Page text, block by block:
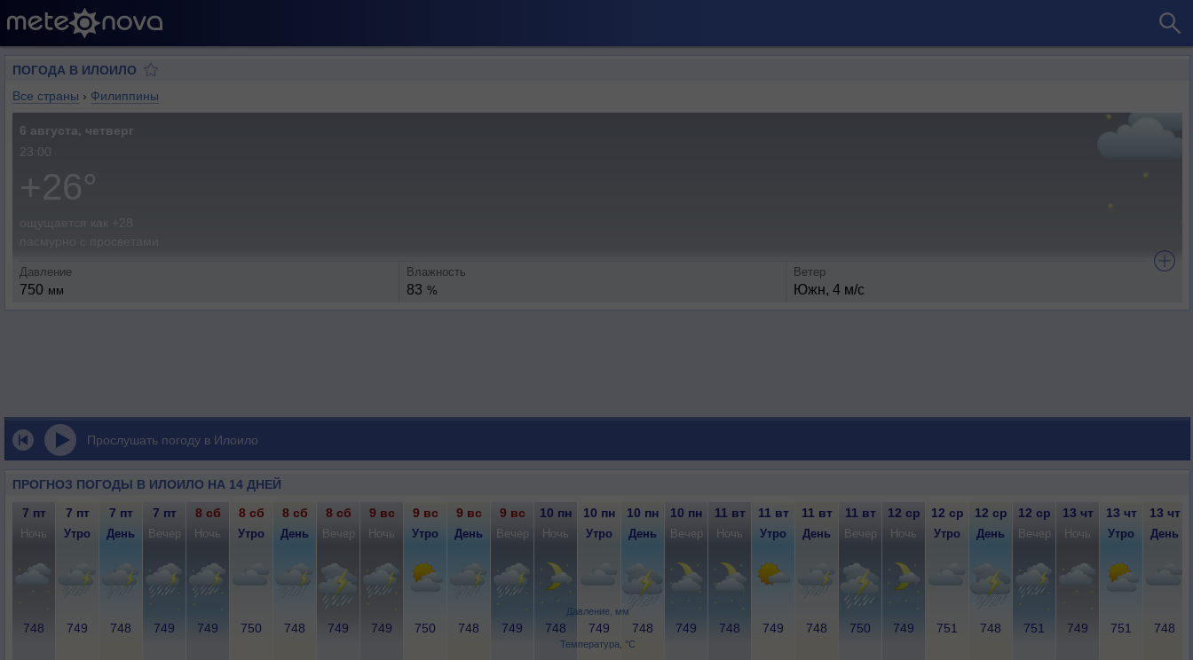
ПОГОДА В ИЛОИЛО
Все страны › Филиппины
6 августа, четверг
23:00
+26°
ощущается как +28
Давление
750 мм
Влажность
83 %
Ветер
Южн, 4 м/с
Прослушать погоду в Илоило
ПРОГНОЗ ПОГОДЫ В ИЛОИЛО НА 14 ДНЕЙ
Давление, мм
Температура, °C
7 пт 7 пт 7 пт 7 пт 8 сб 8 сб 8 сб 8 сб 9 вс 9 вс 9 вс 9 вс 10 пн 10 пн 10 пн 10 пн 11 вт 11 вт 11 вт 11 вт 12 ср 12 ср 12 ср 12 ср 13 чт 13 чт 13 чт
Ночь Утро День Вечер Ночь Утро День Вечер Ночь Утро День Вечер Ночь Утро День Вечер Ночь Утро День Вечер Ночь Утро День Вечер Ночь Утро День
748 749 748 749 749 750 748 749 749 750 748 749 748 749 748 749 748 749 748 750 749 751 748 751 749 751 748